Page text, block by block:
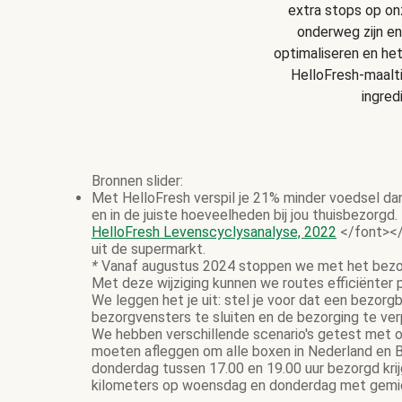
extra stops op
onderweg zijn
optimaliseren en
HelloFresh-
Bronnen slider:
Met HelloFresh verspil je 21% minder voedsel
en in de juiste hoeveelheden bij jou thuisbezorgd.
HelloFresh Levenscyclysanalyse, 2022 </font></
uit de supermarkt.
* Vanaf augustus 2024 stoppen we met het
Met deze wijziging kunnen we routes efficiënter
We leggen het je uit: stel je voor dat een
bezorgvensters te sluiten en de bezorging te
We hebben verschillende scenario's getest met
moeten afleggen om alle boxen in Nederland en
donderdag tussen 17.00 en 19.00 uur bezorgd
kilometers op woensdag en donderdag met